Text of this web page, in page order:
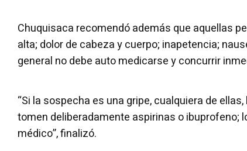
Chuquisaca recomendó además que aquellas
alta; dolor de cabeza y cuerpo; inapetencia;
general no debe auto medicarse y concurrir
“Si la sospecha es una gripe, cualquiera de
tomen deliberadamente aspirinas o ibuprofeno;
médico”, finalizó.